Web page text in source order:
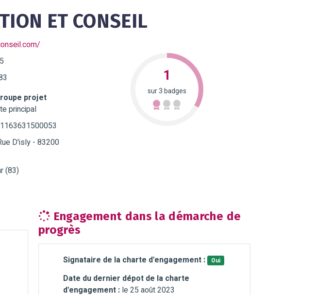
ET CONSEIL
projet
principal
D'isly - 83200
(83)
1
sur 3 badges
Engagement dans la démarche de
progrès
Signataire de la charte d'engagement : Oui
Date du dernier dépot de la charte
d'engagement : le 25 août 2023